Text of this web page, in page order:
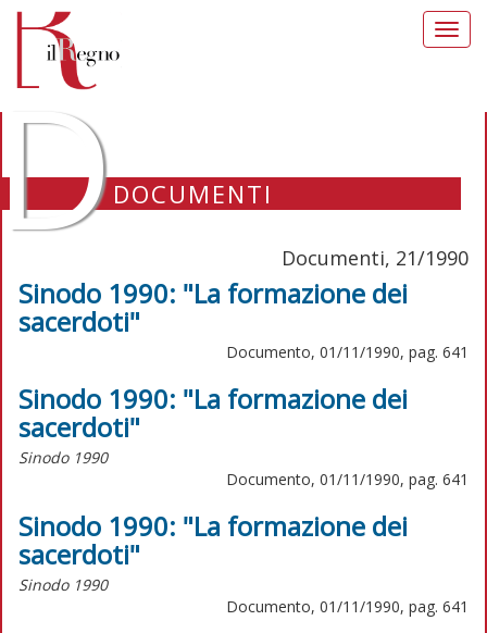
DOCUMENTI
Documenti, 21/1990
Sinodo 1990: "La formazione dei
sacerdoti"
Documento, 01/11/1990, pag. 641
Sinodo 1990: "La formazione dei
sacerdoti"
Sinodo 1990
Documento, 01/11/1990, pag. 641
Sinodo 1990: "La formazione dei
sacerdoti"
Sinodo 1990
Documento, 01/11/1990, pag. 641